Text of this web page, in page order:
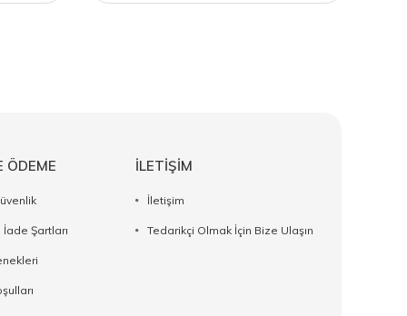
ÖDEME
Şartları
İLETİŞİM
İletişim
Tedarikçi Olmak İçin Bize Ulaşın